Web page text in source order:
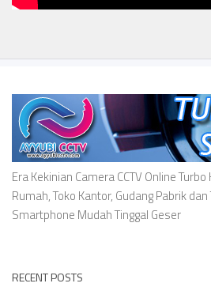
Era Kekinian Camera CCTV Online
Rumah, Toko Kantor, Gudang Pabrik
Smartphone Mudah Tinggal Geser
RECENT POSTS